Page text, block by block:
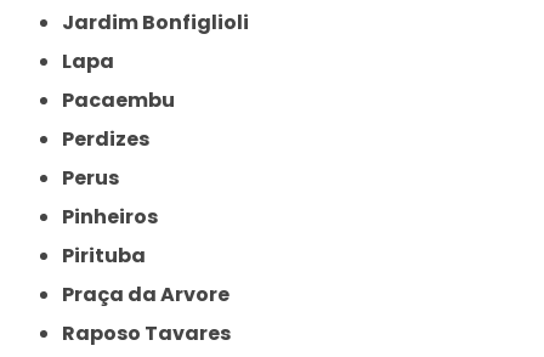
Jardim Bonfiglioli
Lapa
Pacaembu
Perdizes
Perus
Pinheiros
Pirituba
Praça da Arvore
Raposo Tavares